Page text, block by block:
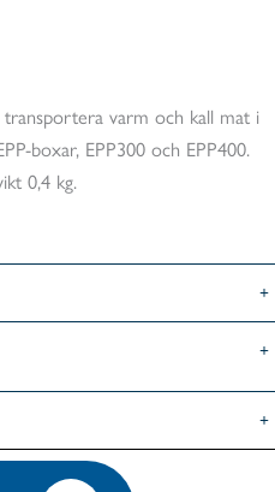
varm och kall mat i
boxar, EPP300 och EPP400.
0,4 kg.